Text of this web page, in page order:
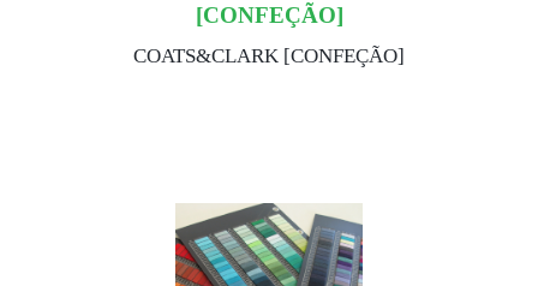
[CONFEÇÃO]
COATS&CLARK [CONFEÇÃO]